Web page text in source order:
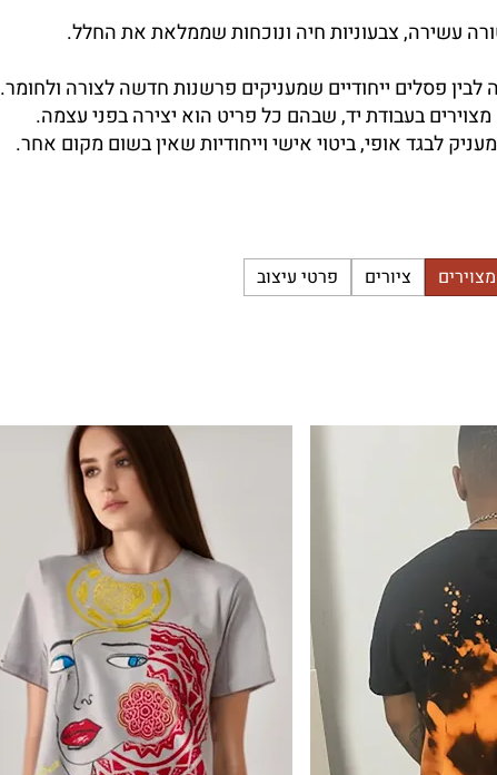
עשירה, צבעוניות חיה ונוכחות שממלאת את החלל.
לבין פסלים ייחודיים שמעניקים פרשנות חדשה לצורה ולחומר.
בעבודת יד, שבהם כל פריט הוא יצירה בפני עצמה.
לבגד אופי, ביטוי אישי וייחודיות שאין בשום מקום אחר.
ציורים פרטי עיצוב